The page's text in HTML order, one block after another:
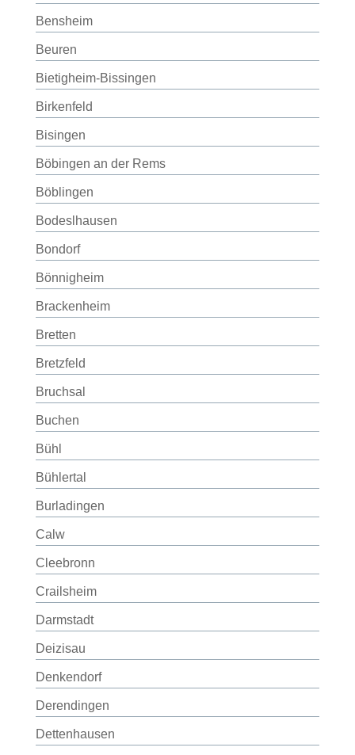
Bensheim
Beuren
Bietigheim-Bissingen
Birkenfeld
Bisingen
Böbingen an der Rems
Böblingen
Bodeslhausen
Bondorf
Bönnigheim
Brackenheim
Bretten
Bretzfeld
Bruchsal
Buchen
Bühl
Bühlertal
Burladingen
Calw
Cleebronn
Crailsheim
Darmstadt
Deizisau
Denkendorf
Derendingen
Dettenhausen